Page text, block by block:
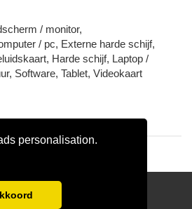
personalisation.
/ monitor,
/ pc, Externe harde schijf,
Harde schijf, Laptop /
Software, Tablet, Videokaart